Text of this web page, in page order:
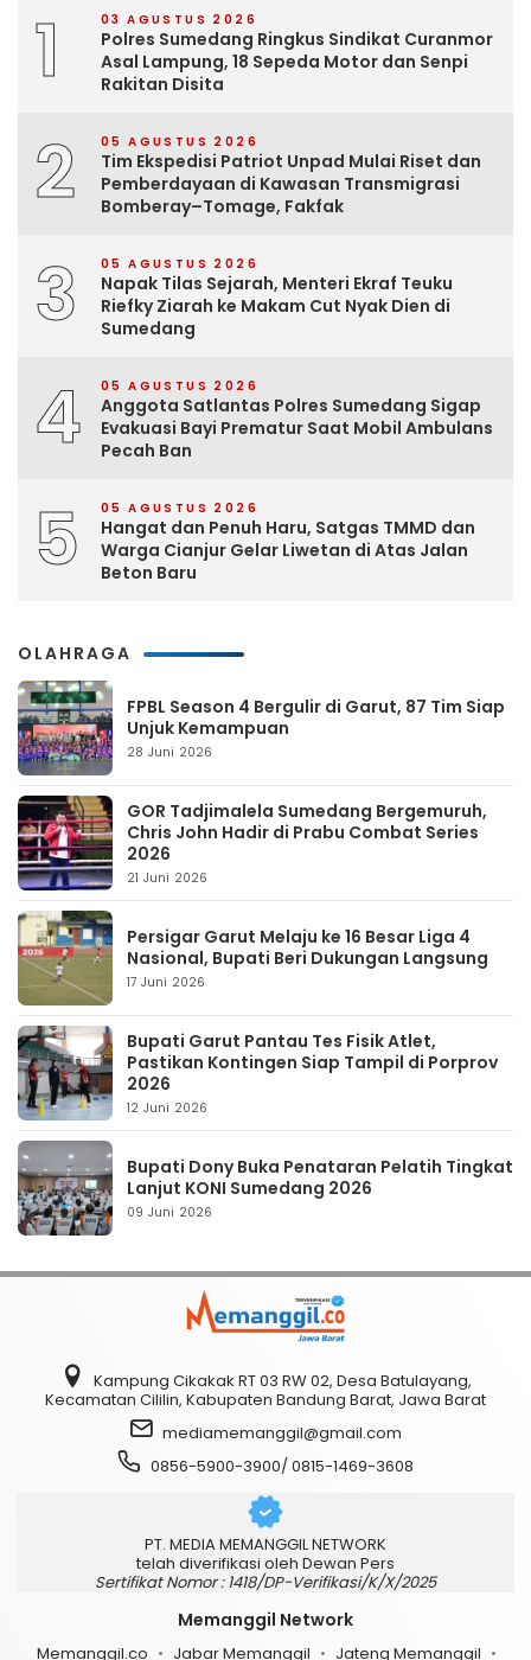
1 03 AGUSTUS 2026
Polres Sumedang Ringkus Sindikat Curanmor
Asal Lampung, 18 Sepeda Motor dan Senpi
Rakitan Disita
2 05 AGUSTUS 2026
Tim Ekspedisi Patriot Unpad Mulai Riset dan
Pemberdayaan di Kawasan Transmigrasi
Bomberay–Tomage, Fakfak
3 05 AGUSTUS 2026
Napak Tilas Sejarah, Menteri Ekraf Teuku
Riefky Ziarah ke Makam Cut Nyak Dien di
Sumedang
4 05 AGUSTUS 2026
Anggota Satlantas Polres Sumedang Sigap
Evakuasi Bayi Prematur Saat Mobil Ambulans
Pecah Ban
5 05 AGUSTUS 2026
Hangat dan Penuh Haru, Satgas TMMD dan
Warga Cianjur Gelar Liwetan di Atas Jalan
Beton Baru
OLAHRAGA
FPBL Season 4 Bergulir di Garut, 87 Tim Siap
Unjuk Kemampuan
28 Juni 2026
GOR Tadjimalela Sumedang Bergemuruh,
Chris John Hadir di Prabu Combat Series
2026
21 Juni 2026
Persigar Garut Melaju ke 16 Besar Liga 4
Nasional, Bupati Beri Dukungan Langsung
17 Juni 2026
Bupati Garut Pantau Tes Fisik Atlet,
Pastikan Kontingen Siap Tampil di Porprov
2026
12 Juni 2026
Bupati Dony Buka Penataran Pelatih Tingkat
Lanjut KONI Sumedang 2026
09 Juni 2026
Kampung Cikakak RT 03 RW 02, Desa Batulayang,
Kecamatan Cililin, Kabupaten Bandung Barat, Jawa Barat
mediamemanggil@gmail.com
0856-5900-3900/ 0815-1469-3608
PT. MEDIA MEMANGGIL NETWORK
telah diverifikasi oleh Dewan Pers
Sertifikat Nomor : 1418/DP-Verifikasi/K/X/2025
Memanggil Network
Memanggil.co Jabar Memanggil Jateng Memanggil